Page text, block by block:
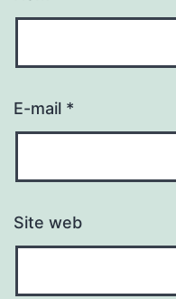
E-mail *
Site web